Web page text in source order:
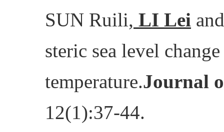
SUN Ruili, LI Lei
steric sea level
temperature.Journal
12(1):37-44.